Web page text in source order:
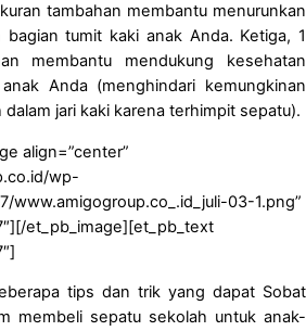
tambahan membantu menurunkan
tumit kaki anak Anda. Ketiga, 1
membantu mendukung kesehatan
Anda (menghindari kemungkinan
jari kaki karena terhimpit sepatu).
align=”center”
wp-
www.amigogroup.co_.id_juli-03-1.png”
et_pb_image][et_pb_text
tips dan trik yang dapat Sobat
membeli sepatu sekolah untuk anak-